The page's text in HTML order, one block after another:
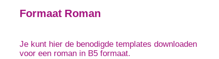
Formaat Roman
Je kunt hier de benodigde templates downloaden
voor een roman in B5 formaat.